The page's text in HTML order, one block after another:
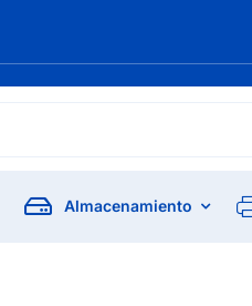
Almacenamiento